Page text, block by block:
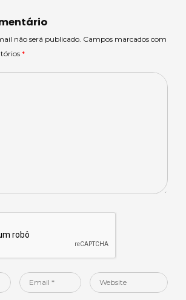
o
o
k
n
não será publicado. Campos marcados com
*
Email
Website